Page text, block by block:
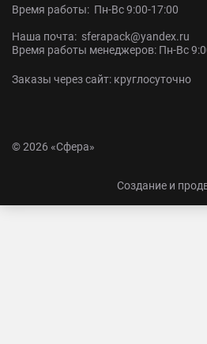
Время работы: Пн-Вс 9:00-17:00
Наша почта: sferapack@yandex.ru
Время работы менеджеров: Пн-Вс
Заказы через сайт: круглосуточно
© 2026 «Сфера»
Создание и